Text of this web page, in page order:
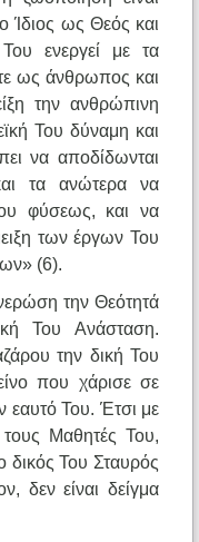
Ίδιος ως Θεός και
ενεργεί με τα
ως άνθρωπος και
την ανθρώπινη
Του δύναμη και
να αποδίδωνται
τα ανώτερα να
φύσεως, και να
των έργων Του
(6).
την Θεότητά
Του Ανάσταση.
την δική Του
που χάρισε σε
εαυτό Του. Έτσι με
Μαθητές Του,
δικός Του Σταυρός
δεν είναι δείγμα